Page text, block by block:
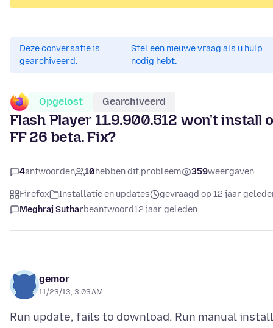
Deze conversatie is
gearchiveerd.
Stel een nieuwe vraag als u hulp
nodig hebt.
Opgelost Gearchiveerd
Flash Player 11.9.900.512 won't install
FF 26 beta. Fix?
4antwoorden 10hebben dit probleem 359weergaven
Firefox Installatie en updates
gevraagd op 12 jaar
Meghraj Sutharbeantwoord12 jaar geleden
gemor
11/23/13, 3:03 AM
Run update, fails to download. Run manual